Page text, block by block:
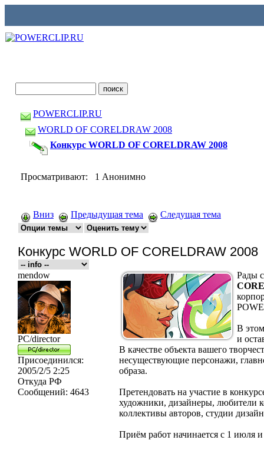
POWERCLIP.RU
WORLD OF CORELDRAW 2008
Конкурс WORLD OF CORELDRAW 2008
Просматривают: 1 Анонимно
Вниз Предыдущая тема Следущая тема
Конкурс WORLD OF CORELDRAW 2008
mendow
PC/director
Присоединился:
2005/2/5 2:25
Откуда РФ
Сообщений: 4643
Рады
В
и
В качестве объекта вашего
несуществующие персонажи,
образа.
Претендовать на участие в
художники, дизайнеры, любители
коллективы авторов, студии
Приём работ начинается с 1 июля и